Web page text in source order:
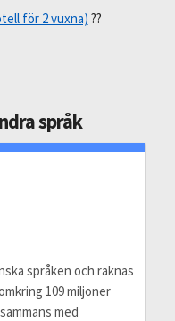
för 2 vuxna) ??
språk
språken och räknas
109 miljoner
med